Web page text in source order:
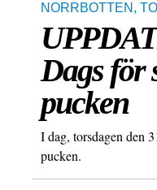
NORRBOTTEN ,
Dags för
pucken
I dag, torsdagen den
pucken.